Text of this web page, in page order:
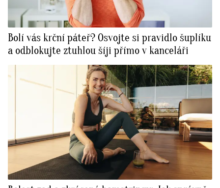
Bolí vás krční páteř? Osvojte si pravidlo šuplíku
a odblokujte ztuhlou šíji přímo v kanceláři